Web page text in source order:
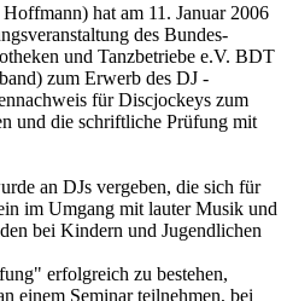
hat am 11. Januar 2006
des Bundes-
und Tanzbetriebe e.V. BDT
zum Erwerb des DJ -
für Discjockeys zum
und die schriftliche Prüfung mit
an DJs vergeben, die sich für
im Umgang mit lauter Musik und
bei Kindern und Jugendlichen
erfolgreich zu bestehen,
einem Seminar teilnehmen, bei